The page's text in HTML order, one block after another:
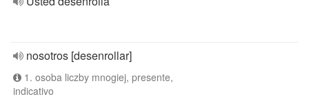
nosotros [desenrollar]
1. osoba liczby mnogiej, presente,
indicativo